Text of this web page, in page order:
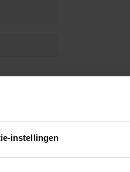
instellingen